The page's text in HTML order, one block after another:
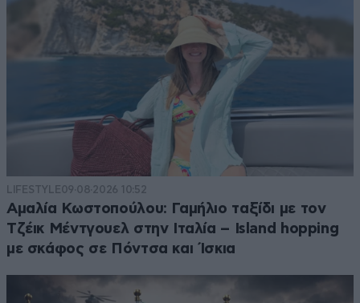
LIFESTYLE09·08·2026 10:52
Αμαλία Κωστοπούλου: Γαμήλιο ταξίδι με τον
Τζέικ Μέντγουελ στην Ιταλία – Island hopping
με σκάφος σε Πόντσα και Ίσκια